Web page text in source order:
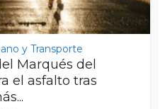
y Transporte
Marqués del
el asfalto tras